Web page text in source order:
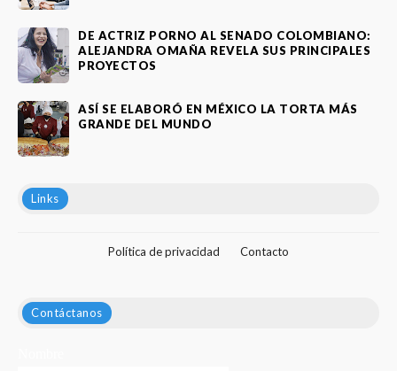
DE ACTRIZ PORNO AL SENADO COLOMBIANO:
ALEJANDRA OMAÑA REVELA SUS PRINCIPALES
PROYECTOS
ASÍ SE ELABORÓ EN MÉXICO LA TORTA MÁS
GRANDE DEL MUNDO
Links
Política de privacidad Contacto
Contáctanos